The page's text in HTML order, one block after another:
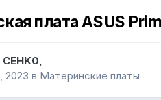
плата ASUS
CEHK0
2023 в Материнские платы